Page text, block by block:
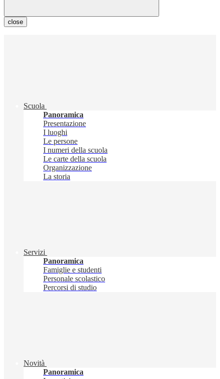
close
Scuola
Panoramica
Presentazione
I luoghi
Le persone
I numeri della scuola
Le carte della scuola
Organizzazione
La storia
Servizi
Panoramica
Famiglie e studenti
Personale scolastico
Percorsi di studio
Novità
Panoramica